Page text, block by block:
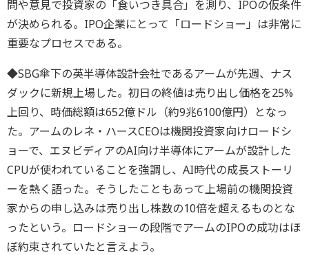
問や意見で投資家の「食いつき具合」を測り、IPOの仮条件
が決められる。IPO企業にとって「ロードショー」は非常に
重要なプロセスである。
◆SBG傘下の英半導体設計会社であるアームが先週、ナス
ダックに新規上場した。初日の終値は売り出し価格を25%
上回り、時価総額は652億ドル（約9兆6100億円）となっ
た。アームのレネ・ハースCEOは機関投資家向けロードシ
ョーで、エヌビディアのAI向け半導体にアームが設計した
CPUが使われていることを強調し、AI時代の成長ストーリ
ーを熱く語った。そうしたこともあって上場前の機関投資
家からの申し込みは売り出し株数の10倍を超えるものとな
ったという。ロードショーの段階でアームのIPOの成功はほ
ぼ約束されていたと言えよう。